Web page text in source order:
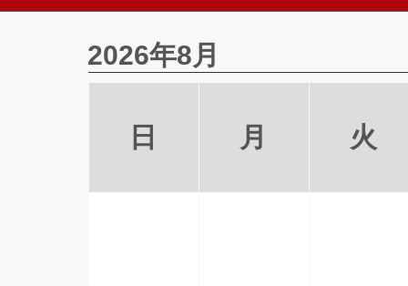
2026年8月
日 月 火